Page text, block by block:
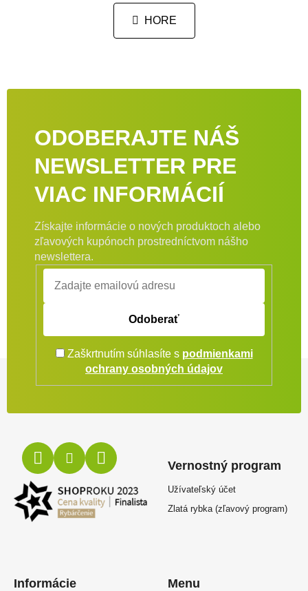
HORE
ODOBERAJTE NÁŠ
NEWSLETTER PRE
VIAC INFORMÁCIÍ
Získajte informácie o nových produktoch alebo
zľavových kupónoch prostredníctvom nášho
newslettera.
Odoberať
Zaškrtnutím súhlasíte s podmienkami
ochrany osobných údajov
Informácie
Vernostný program
Užívateľský účet
Zlatá rybka (zľavový program)
Menu